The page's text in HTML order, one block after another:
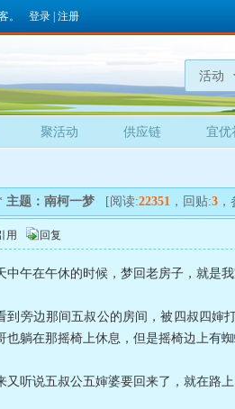
。 登录 注册
活动
聚活动 供应链 宜优
主题：南柯一梦 [阅读:22351 ，回贴:3
用 回复
中午在午休的时候，梦回老房子，就是
到旁边那间五叔公的房间，被四叔四婶
也躺在那摇椅上休息，但是摇椅边上有
又听说五叔公五婶婆要回来了，就在路